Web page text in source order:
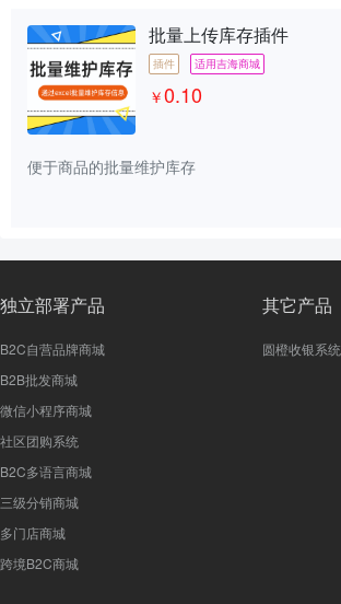
批量上传库存插件
插件 适用吉海商城
￥0.10
便于商品的批量维护库存
独立部署产品
B2C自营品牌商城
B2B批发商城
微信小程序商城
社区团购系统
B2C多语言商城
三级分销商城
多门店商城
跨境B2C商城
其它产品
圆橙收银系统